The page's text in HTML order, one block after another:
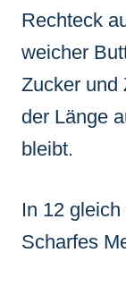
Rechteck
weicher
Zucker und
der Länge
bleibt.
In 12
Scharfes